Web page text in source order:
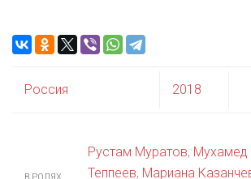
Россия 2018
Рустам Муратов, Мухамед
Теппеев, Мариана